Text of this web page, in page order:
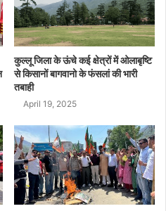
कुल्लू जिला के ऊंचे कई क्षेत्रों में ओलाबृष्टि
से किसानों बागवानो के फंसलां की भारी
तबाही
April 19, 2025